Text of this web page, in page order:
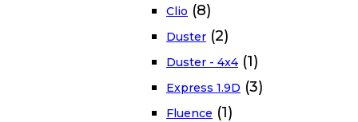
Clio (8)
Duster (2)
Duster - 4x4 (1)
Express 1.9D (3)
Fluence (1)